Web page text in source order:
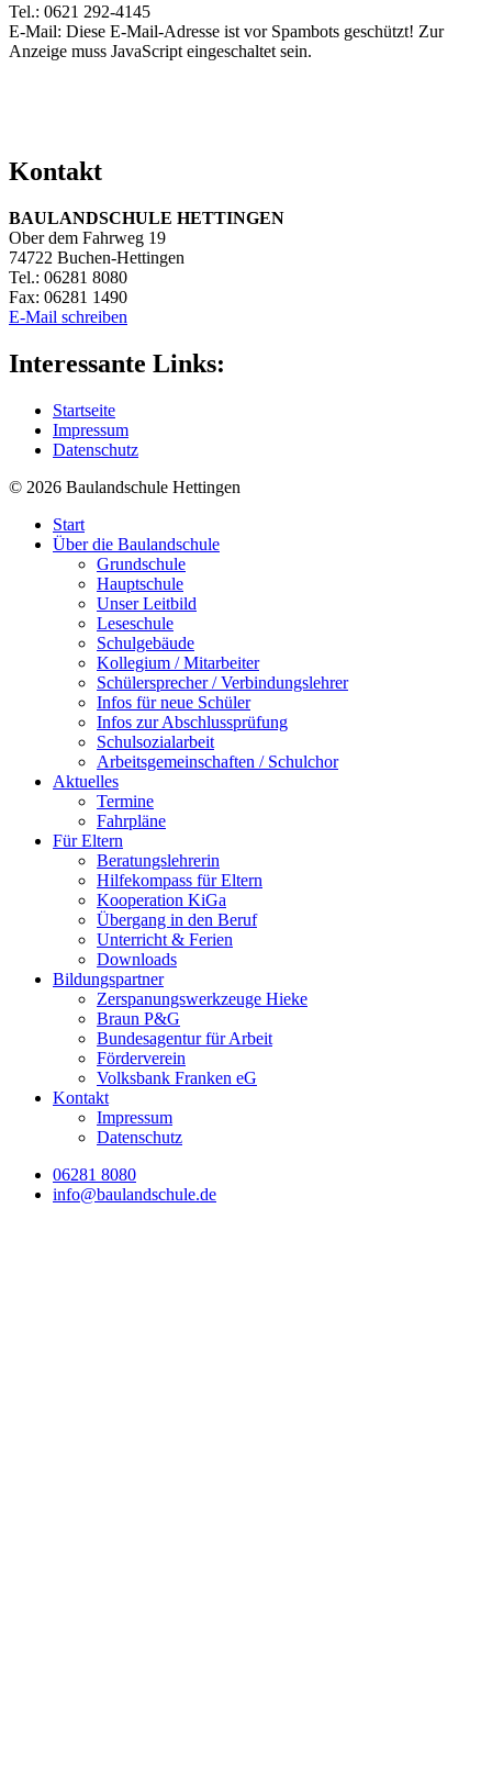
Tel.: 0621 292-4145
E-Mail: Diese E-Mail-Adresse ist vor Spambots geschützt! Zur
Anzeige muss JavaScript eingeschaltet sein.
Kontakt
BAULANDSCHULE HETTINGEN
Ober dem Fahrweg 19
74722 Buchen-Hettingen
Tel.: 06281 8080
Fax: 06281 1490
E-Mail schreiben
Interessante Links:
Startseite
Impressum
Datenschutz
© 2026 Baulandschule Hettingen
Start
Über die Baulandschule
Grundschule
Hauptschule
Unser Leitbild
Leseschule
Schulgebäude
Kollegium / Mitarbeiter
Schülersprecher / Verbindungslehrer
Infos für neue Schüler
Infos zur Abschlussprüfung
Schulsozialarbeit
Arbeitsgemeinschaften / Schulchor
Aktuelles
Termine
Fahrpläne
Für Eltern
Beratungslehrerin
Hilfekompass für Eltern
Kooperation KiGa
Übergang in den Beruf
Unterricht & Ferien
Downloads
Bildungspartner
Zerspanungswerkzeuge Hieke
Braun P&G
Bundesagentur für Arbeit
Förderverein
Volksbank Franken eG
Kontakt
Impressum
Datenschutz
06281 8080
info@baulandschule.de